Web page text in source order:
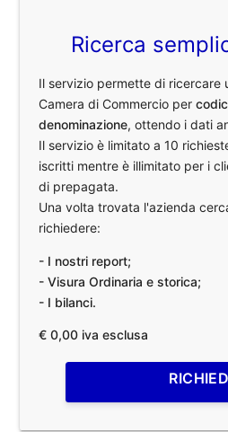
Ricerca
Il servizio permette di ricercare
Camera di Commercio per
denominazione, ottendo i dati
Il servizio è limitato a 10
iscritti mentre è illimitato per i
di prepagata.
Una volta trovata l'azienda
richiedere:
- I nostri report;
- Visura Ordinaria e storica;
- I bilanci.
€ 0,00 iva esclusa